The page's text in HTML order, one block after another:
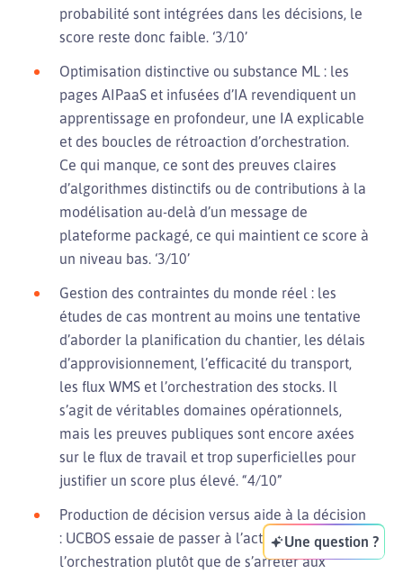
probabilité sont intégrées dans les décisions, le
score reste donc faible. ‘3/10’
Optimisation distinctive ou substance ML : les
pages AIPaaS et infusées d’IA revendiquent un
apprentissage en profondeur, une IA explicable
et des boucles de rétroaction d’orchestration.
Ce qui manque, ce sont des preuves claires
d’algorithmes distinctifs ou de contributions à la
modélisation au-delà d’un message de
plateforme packagé, ce qui maintient ce score à
un niveau bas. ‘3/10’
Gestion des contraintes du monde réel : les
études de cas montrent au moins une tentative
d’aborder la planification du chantier, les délais
d’approvisionnement, l’efficacité du transport,
les flux WMS et l’orchestration des stocks. Il
s’agit de véritables domaines opérationnels,
mais les preuves publiques sont encore axées
sur le flux de travail et trop superficielles pour
justifier un score plus élevé. “4/10”
Production de décision versus aide à la décision
: UCBOS essaie de passer à l’action et à
l’orchestration plutôt que de s’arrêter aux
Une question ?